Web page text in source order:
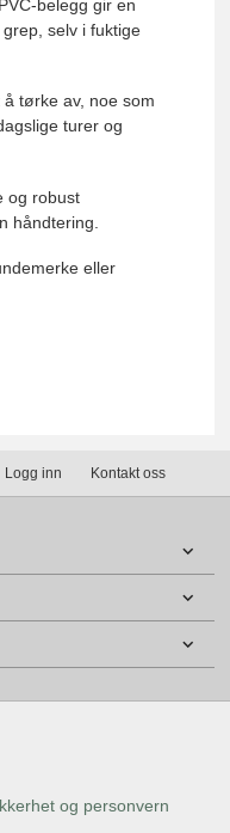
belegg gir en
selv i fuktige
tørke av, noe som
turer og
og robust
håndtering.
eller
Logg inn Kontakt oss
og personvern